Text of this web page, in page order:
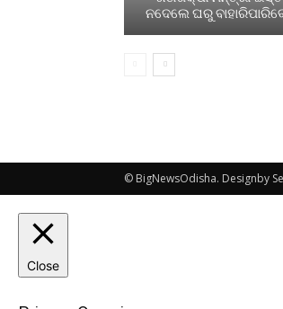
ନଦେଲେ ଘରୁ
© BigNewsOdisha. Designby
Close